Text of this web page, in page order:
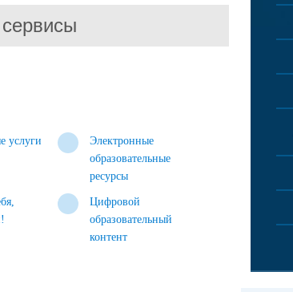
услуги
Электронные
образовательные
ресурсы
Цифровой
образовательный
контент